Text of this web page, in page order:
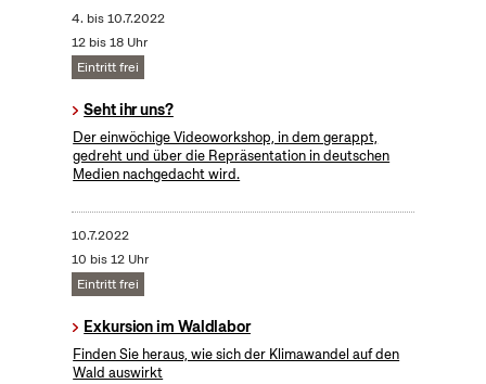
4. bis10.7.2022
12 bis 18 Uhr
Eintritt frei
Seht ihr uns?
Der einwöchige Videoworkshop, in dem gerappt,
gedreht und über die Repräsentation in deutschen
Medien nachgedacht wird.
10.7.2022
10 bis 12 Uhr
Eintritt frei
Exkursion im Waldlabor
Finden Sie heraus, wie sich der Klimawandel auf den
Wald auswirkt